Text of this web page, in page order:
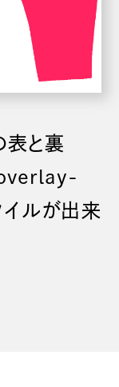
表と裏
イルが出来